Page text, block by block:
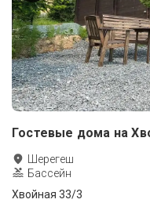
Гостевые дома на
Шерегеш
Бассейн
Хвойная 33/3